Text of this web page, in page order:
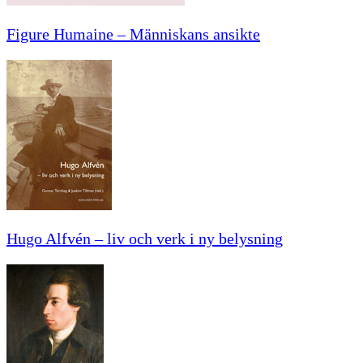
Figure Humaine – Människans ansikte
Hugo Alfvén – liv och verk i ny belysning